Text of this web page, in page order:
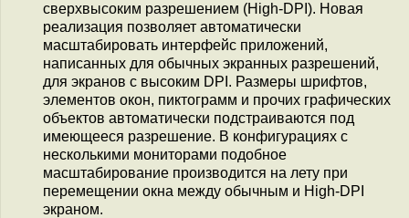
сверхвысоким разрешением (High-DPI). Новая
реализация позволяет автоматически
масштабировать интерфейс приложений,
написанных для обычных экранных разрешений,
для экранов с высоким DPI. Размеры шрифтов,
элементов окон, пиктограмм и прочих графических
объектов автоматически подстраиваются под
имеющееся разрешение. В конфигурациях с
несколькими мониторами подобное
масштабирование производится на лету при
перемещении окна между обычным и High-DPI
экраном.